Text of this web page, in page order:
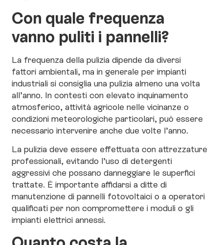
Con quale frequenza
vanno puliti i pannelli?
La frequenza della pulizia dipende da diversi
fattori ambientali, ma in generale per impianti
industriali si consiglia una pulizia almeno una volta
all’anno. In contesti con elevato inquinamento
atmosferico, attività agricole nelle vicinanze o
condizioni meteorologiche particolari, può essere
necessario intervenire anche due volte l’anno.
La pulizia deve essere effettuata con attrezzature
professionali, evitando l’uso di detergenti
aggressivi che possano danneggiare le superfici
trattate. È importante affidarsi a ditte di
manutenzione di pannelli fotovoltaici o a operatori
qualificati per non compromettere i moduli o gli
impianti elettrici annessi.